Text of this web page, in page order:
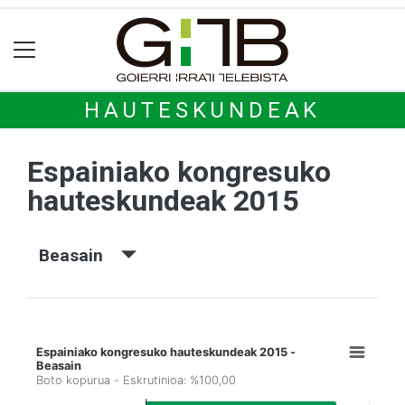
HAUTESKUNDEAK
Espainiako kongresuko
hauteskundeak 2015
Beasain
Espainiako kongresuko hauteskundeak 2015 -
Beasain
Boto kopurua - Eskrutinioa: %100,00